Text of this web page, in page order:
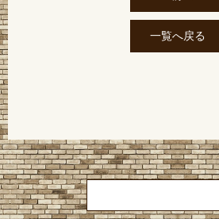
一覧へ戻る